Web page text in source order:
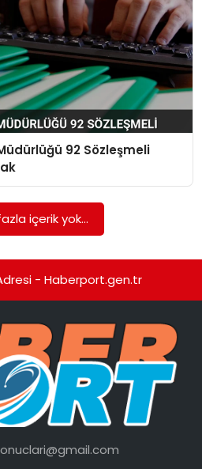
92 Sözleşmeli
içerik yok...
- Haberport.gen.tr